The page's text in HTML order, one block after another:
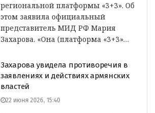
региональной платформы «3+3». Об
этом заявила официальный
представитель МИД РФ Мария
Захарова. «Она (платформа «3+3»…
Захарова увидела противоречия в
заявлениях и действиях армянских
властей
22 июня 2026, 15:40